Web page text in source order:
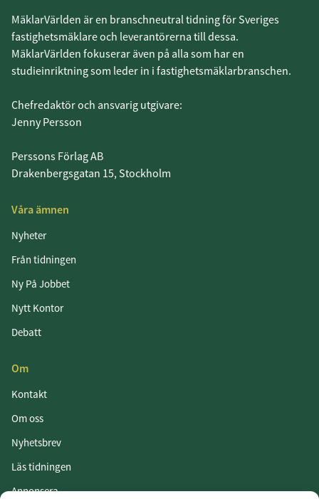
MäklarVärlden är en branschneutral tidning för Sveriges
fastighetsmäklare och leverantörerna till dessa.
MäklarVärlden fokuserar även på alla som har en
studieinriktning som leder in i fastighetsmäklarbranschen.
Chefredaktör och ansvarig utgivare:
Jenny Persson
Perssons Förlag AB
Drakenbergsgatan 15, Stockholm
Våra ämnen
Nyheter
Från tidningen
Ny På Jobbet
Nytt Kontor
Debatt
Om
Kontakt
Om oss
Nyhetsbrev
Läs tidningen
Annonsera